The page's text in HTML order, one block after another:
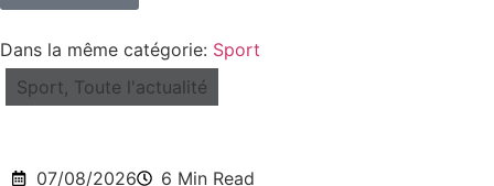
Dans la même catégorie: Sport
Sport Toute l'actualité
07/08/2026 6 Min Read